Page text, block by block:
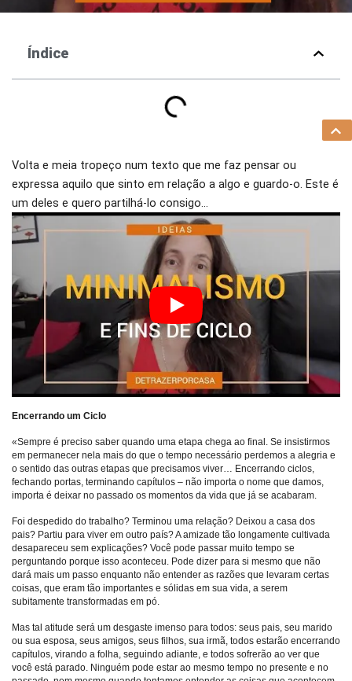
Índice
Volta e meia tropeço num texto que me faz pensar ou
expressa aquilo que sinto em relação a algo e guardo-o. Este é
um deles e quero partilhá-lo consigo…
Encerrando um Ciclo
«Sempre é preciso saber quando uma etapa chega ao final. Se insistirmos
em permanecer nela mais do que o tempo necessário perdemos a alegria e
o sentido das outras etapas que precisamos viver… Encerrando ciclos,
fechando portas, terminando capítulos – não importa o nome que damos,
importa é deixar no passado os momentos da vida que já se acabaram.
Foi despedido do trabalho? Terminou uma relação? Deixou a casa dos
pais? Partiu para viver em outro país? A amizade tão longamente cultivada
desapareceu sem explicações? Você pode passar muito tempo se
perguntando porque isso aconteceu. Pode dizer para si mesmo que não
dará mais um passo enquanto não entender as razões que levaram certas
coisas, que eram tão importantes e sólidas em sua vida, a serem
subitamente transformadas em pó.
Mas tal atitude será um desgaste imenso para todos: seus pais, seu marido
ou sua esposa, seus amigos, seus filhos, sua irmã, todos estarão encerrando
capítulos, virando a folha, seguindo adiante, e todos sofrerão ao ver que
você está parado. Ninguém pode estar ao mesmo tempo no presente e no